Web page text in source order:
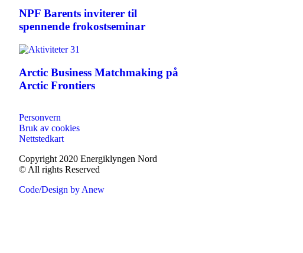
NPF Barents inviterer til
spennende frokostseminar
Arctic Business Matchmaking på
Arctic Frontiers
Personvern
Bruk av cookies
Nettstedkart
Copyright 2020 Energiklyngen Nord
© All rights Reserved
Code/Design by Anew